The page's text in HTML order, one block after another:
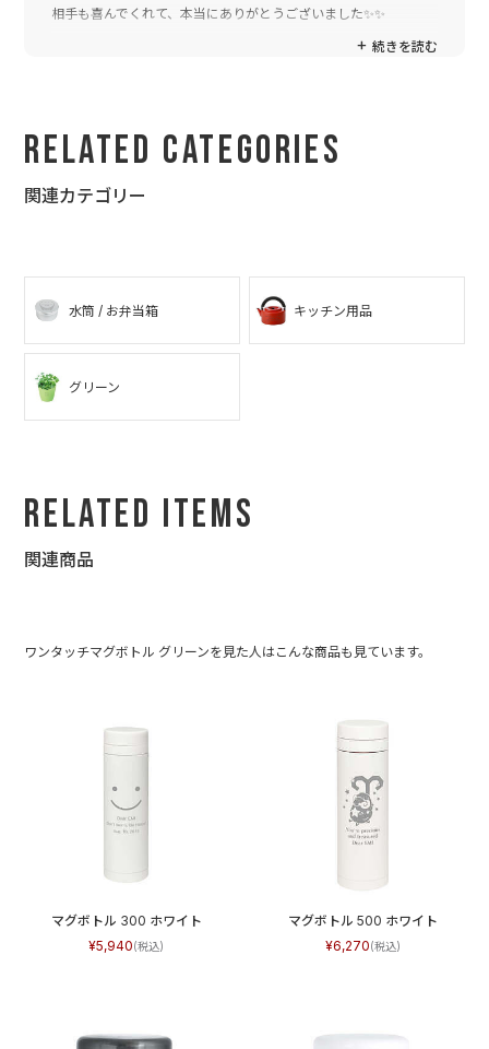
相手も喜んでくれて、本当にありがとうございました✨✨
続きを読む
Related Categories
関連カテゴリー
水筒 / お弁当箱 キッチン用品
グリーン
Related Items
関連商品
ワンタッチマグボトル グリーンを見た人はこんな商品も見ています。
マグボトル 300 ホワイト
5,940
マグボトル 500 ホワイト
6,270